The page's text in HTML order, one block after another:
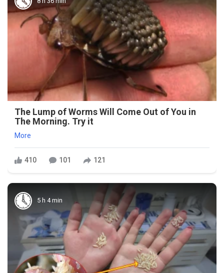
The Lump of Worms Will Come Out of You in
The Morning. Try it
More
410 101 121
5 h 4 min